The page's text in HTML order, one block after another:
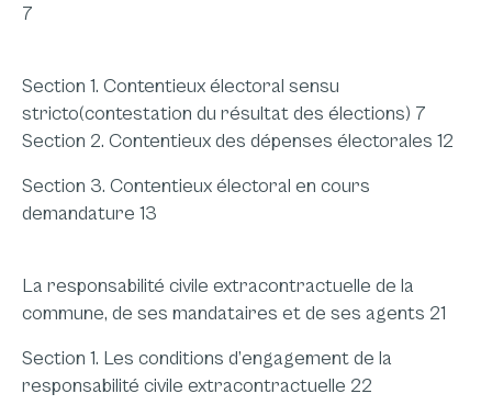
7
Section 1. Contentieux électoral sensu
stricto(contestation du résultat des élections) 7
Section 2. Contentieux des dépenses électorales 12
Section 3. Contentieux électoral en cours
demandature 13
La responsabilité civile extracontractuelle de la
commune, de ses mandataires et de ses agents 21
Section 1. Les conditions d’engagement de la
responsabilité civile extracontractuelle 22